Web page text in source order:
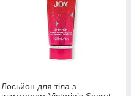
Лосьйон для тіла з